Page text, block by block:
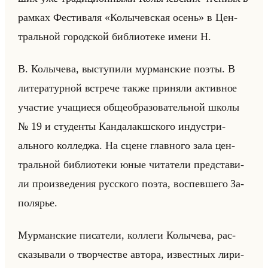
рам­ках Фе­сти­ва­ля «Колычевская осень» в Цен­
тральной го­род­ской биб­лио­те­ке имени Н.
В. Ко­лы­че­ва, вы­сту­пи­ли мур­ман­ские поэты. В
ли­те­ра­тур­ной встре­че также при­ня­ли ак­тив­ное
уча­стие уча­щи­еся об­ще­об­ра­зо­ва­тельной школы
№ 19 и сту­ден­ты Кан­да­лакш­ско­го ин­ду­стри­
ально­го кол­ле­джа. На сцене глав­но­го зала цен­
тральной биб­лио­те­ки юные чи­та­те­ли пред­ста­ви­
ли про­из­ве­де­ния рус­ско­го поэта, вос­пев­ше­го За­
по­ля­рье.
Мур­ман­ские пи­са­те­ли, кол­ле­ги Ко­лы­че­ва, рас­
ска­зы­ва­ли о твор­че­стве ав­то­ра, из­вест­ных ли­ри­